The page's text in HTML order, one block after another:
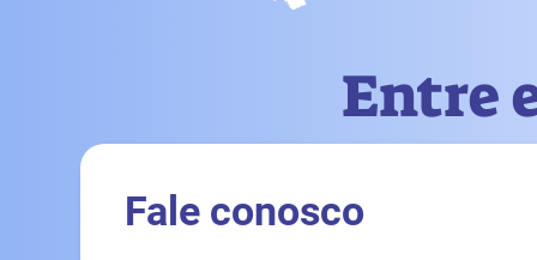
Entre
Fale conosco